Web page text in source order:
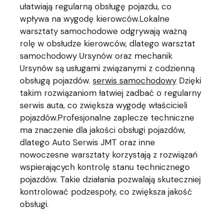
ułatwiają regularną obsługę pojazdu, co
wpływa na wygodę kierowców.Lokalne
warsztaty samochodowe odgrywają ważną
rolę w obsłudze kierowców, dlatego warsztat
samochodowy Ursynów oraz mechanik
Ursynów są usługami związanymi z codzienną
obsługą pojazdów.serwis samochodowy Dzięki
takim rozwiązaniom łatwiej zadbać o regularny
serwis auta, co zwiększa wygodę właścicieli
pojazdów.Profesjonalne zaplecze techniczne
ma znaczenie dla jakości obsługi pojazdów,
dlatego Auto Serwis JMT oraz inne
nowoczesne warsztaty korzystają z rozwiązań
wspierających kontrolę stanu technicznego
pojazdów. Takie działania pozwalają skuteczniej
kontrolować podzespoły, co zwiększa jakość
obsługi.